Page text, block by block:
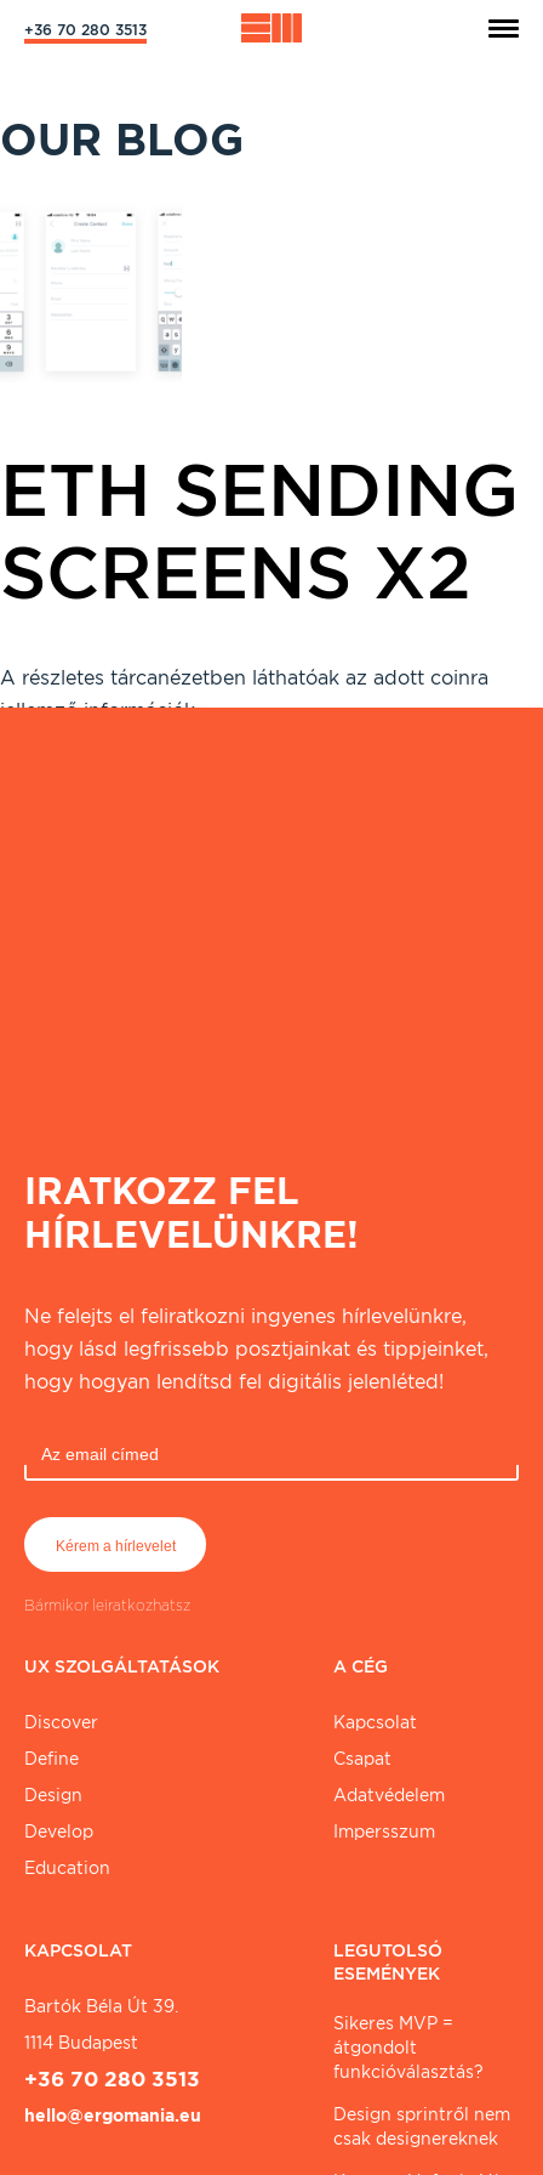
+36 70 280 3513
OUR BLOG
ETH SENDING
SCREENS X2
A részletes tárcanézetben láthatóak az adott coinra
jellemző információk
IRATKOZZ FEL
HÍRLEVELÜNKRE!
Ne felejts el feliratkozni ingyenes hírlevelünkre,
hogy lásd legfrissebb posztjainkat és tippjeinket,
hogy hogyan lendítsd fel digitális jelenléted!
Bármikor leiratkozhatsz
UX SZOLGÁLTATÁSOK
Discover
Define
Design
Develop
Education
A CÉG
Kapcsolat
Csapat
Adatvédelem
Impersszum
KAPCSOLAT
Bartók Béla Út 39.
1114 Budapest
+36 70 280 3513
hello@ergomania.eu
LEGUTOLSÓ
ESEMÉNYEK
Sikeres MVP =
átgondolt
funkcióválasztás?
Design sprintről nem
csak designereknek